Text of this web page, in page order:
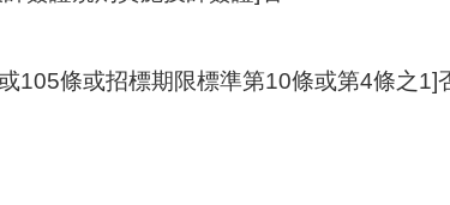
105條或招標期限標準第10條或第4條之1]